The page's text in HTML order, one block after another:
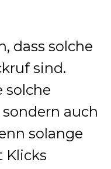
dass solche
sind.
solche
auch
solange
Klicks